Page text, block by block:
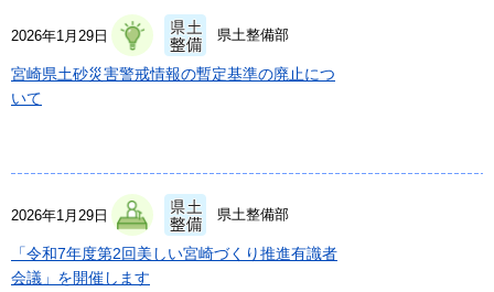
2026年1月29日 県土整備部
宮崎県土砂災害警戒情報の暫定基準の廃止につ
いて
2026年1月29日 県土整備部
「令和7年度第2回美しい宮崎づくり推進有識者
会議」を開催します